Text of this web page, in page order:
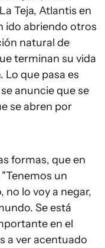
Teja, Atlantis en
ido abriendo otros
natural de
terminan su vida
Lo que pasa es
anuncie que se
se abren por
formas, que en
un
no lo voy a negar,
Se está
en el
a ver acentuado